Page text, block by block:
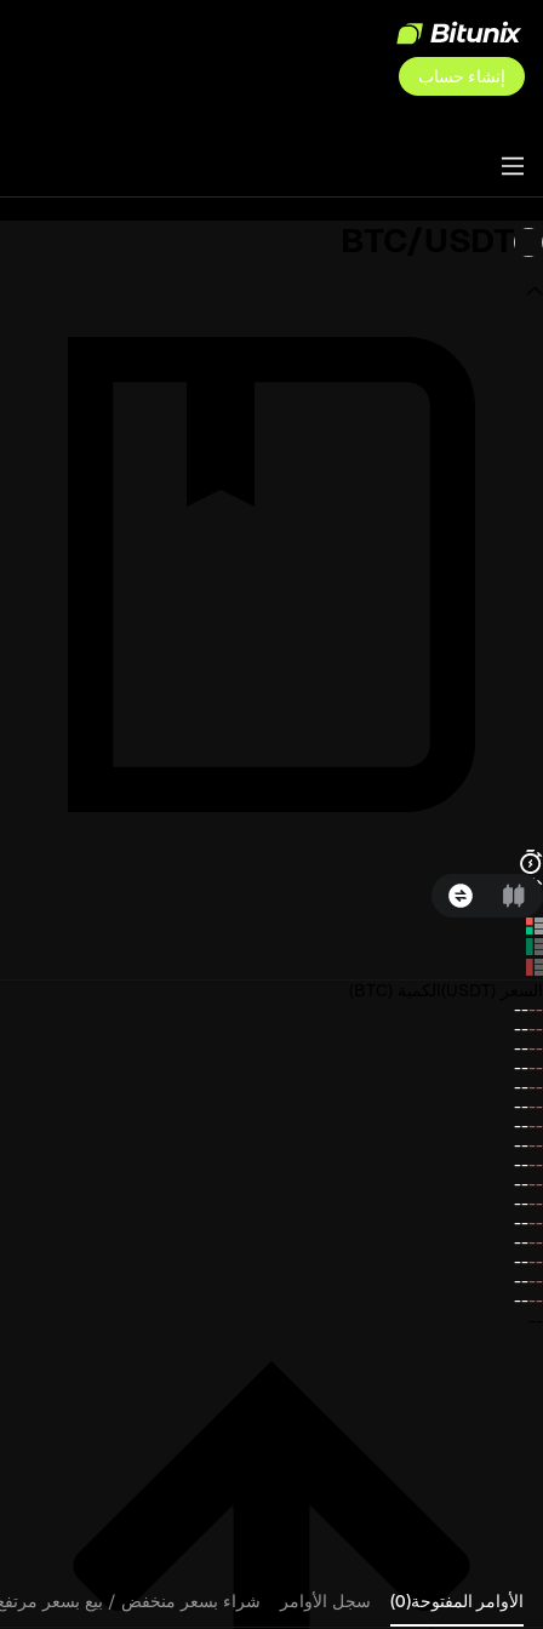
إنشاء حساب
--
--
--
--
--
--
--
--
--
--
--
--
--
--
--
--
--
--
--
--
--
--
--
--
--
--
--
--
--
--
--
--
الأوامر المفتوحة(0) سجل الأوامر
شراء بسعر منخفض / بيع بسعر مرتفع